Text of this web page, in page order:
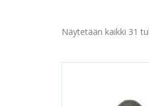
Näytetään kaikki 31